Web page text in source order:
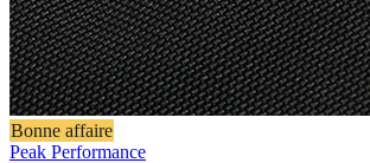
Bonne affaire
Peak Performance